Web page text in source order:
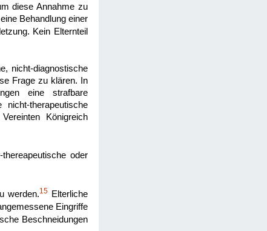
diese Annahme zu
Behandlung einer
Kein Elternteil
nicht-diagnostische
Frage zu klären. In
eine strafbare
therapeutische
Königreich
oder
werden.15Elterliche
Eingriffe
Beschneidungen